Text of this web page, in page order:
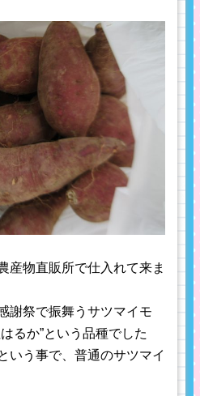
産物直販所で仕入れて来ま
謝祭で振舞うサツマイモ
るか”という品種でした
いう事で、普通のサツマイ